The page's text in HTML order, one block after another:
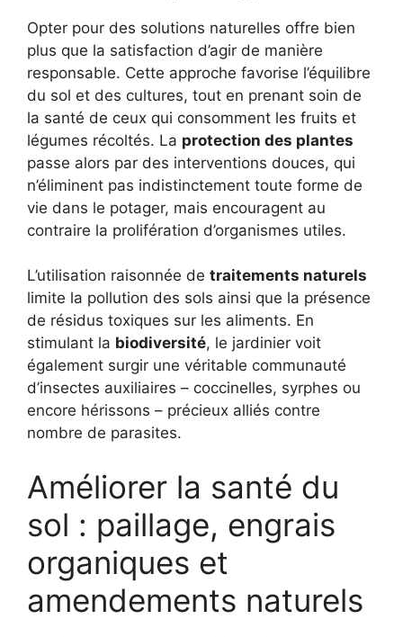
Opter pour des solutions naturelles offre bien
plus que la satisfaction d’agir de manière
responsable. Cette approche favorise l’équilibre
du sol et des cultures, tout en prenant soin de
la santé de ceux qui consomment les fruits et
légumes récoltés. La protection des plantes
passe alors par des interventions douces, qui
n’éliminent pas indistinctement toute forme de
vie dans le potager, mais encouragent au
contraire la prolifération d’organismes utiles.
L’utilisation raisonnée de traitements naturels
limite la pollution des sols ainsi que la présence
de résidus toxiques sur les aliments. En
stimulant la biodiversité, le jardinier voit
également surgir une véritable communauté
d’insectes auxiliaires – coccinelles, syrphes ou
encore hérissons – précieux alliés contre
nombre de parasites.
Améliorer la santé du
sol : paillage, engrais
organiques et
amendements naturels